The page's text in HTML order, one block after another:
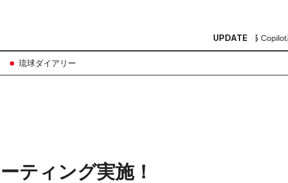
UPDATE
2026.07.24 【社内勉強会】Microsoft 365 Copilot基礎編②
琉球ダイアリー
ティング実施！